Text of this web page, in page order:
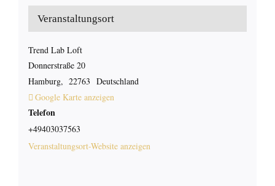
Veranstaltungsort
Trend Lab Loft
Donnerstraße 20
Hamburg, 22763 Deutschland
Google Karte anzeigen
Telefon
+49403037563
Veranstaltungsort-Website anzeigen